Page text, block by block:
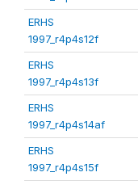
ERHS
1997_r4p4s12f
ERHS
1997_r4p4s13f
ERHS
1997_r4p4s14af
ERHS
1997_r4p4s15f